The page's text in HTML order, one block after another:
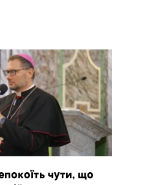
чути, що